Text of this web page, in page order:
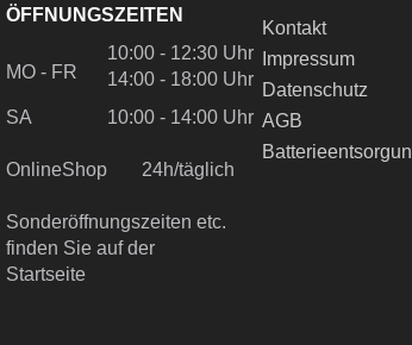
ÖFFNUNGSZEITEN
MO - FR
10:00 - 12:30 Uhr
14:00 - 18:00 Uhr
SA
10:00 - 14:00 Uhr
OnlineShop 24h/täglich
Sonderöffnungszeiten etc.
finden Sie auf der
Startseite
Kontakt
Impressum
Datenschutz
AGB